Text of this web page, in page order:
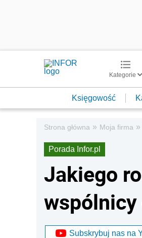
Kategorie
Księgowość
Strona główna » Moja firma »
Porada Infor.pl
Jakiego
wspólnicy
Subskrybuj nas na